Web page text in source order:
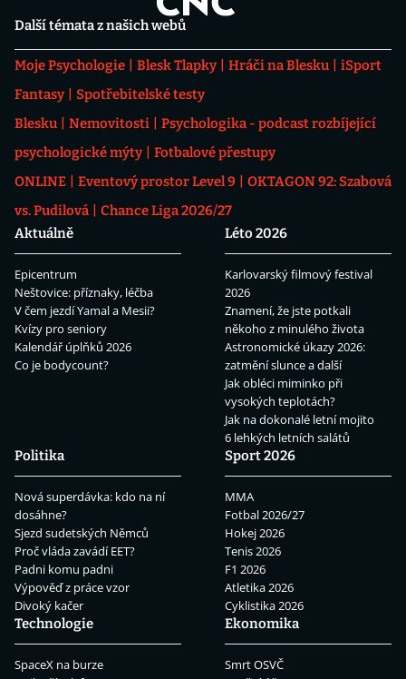
Další témata z našich webů
Moje Psychologie Blesk Tlapky Hráči na Blesku
iSport
Fantasy
Spotřebitelské testy
Blesku
Nemovitosti
Psychologika - podcast rozbíjející
psychologické mýty
Fotbalové přestupy
ONLINE
Eventový prostor Level 9
OKTAGON 92: Szabová
vs. Pudilová
Chance Liga 2026/27
Aktuálně
Epicentrum
Neštovice: příznaky, léčba
V čem jezdí Yamal a Mesii?
Kvízy pro seniory
Kalendář úplňků 2026
Co je bodycount?
Léto 2026
Karlovarský filmový festival
2026
Znamení, že jste potkali
někoho z minulého života
Astronomické úkazy 2026:
zatmění slunce a další
Jak obléci miminko při
vysokých teplotách?
Jak na dokonalé letní mojito
6 lehkých letních salátů
Politika
Nová superdávka: kdo na ní
dosáhne?
Sjezd sudetských Němců
Proč vláda zavádí EET?
Padni komu padni
Výpověď z práce vzor
Divoký kačer
Sport 2026
MMA
Fotbal 2026/27
Hokej 2026
Tenis 2026
F1 2026
Atletika 2026
Cyklistika 2026
Technologie
SpaceX na burze
Ekonomika
Smrt OSVČ